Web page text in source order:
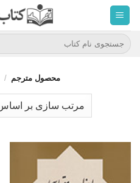
محتوا
برویدجستجو
برای:
محصول مترجم /